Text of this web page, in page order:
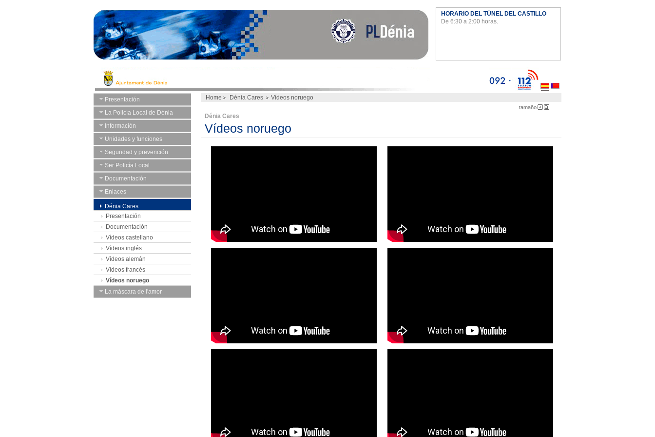
HORARIO DEL TÚNEL DEL CASTILLO
De 6:30 a 2:00 horas.
Presentación
La Policía Local de Dénia
Información
Unidades y funciones
Seguridad y prevención
Ser Policía Local
Documentación
Enlaces
Dénia Cares
Presentación
Documentación
Vídeos castellano
Vídeos inglés
Vídeos alemán
Vídeos francés
Vídeos noruego
La màscara de l'amor
Home Dénia Cares Vídeos noruego
tamaño
Dénia Cares
Vídeos noruego